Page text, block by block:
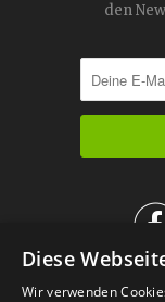
den
IM
Diese
Wir verwenden